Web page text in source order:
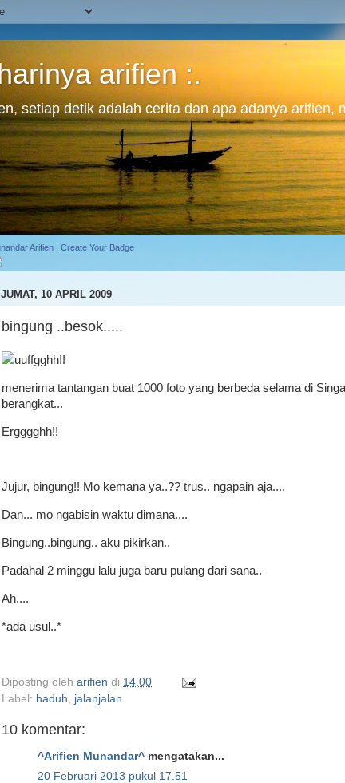
arifien :.
setiap detik adalah cerita dan apa adanya arifien,
Arifien | Create Your Badge
JUMAT, 10 APRIL 2009
bingung ..besok.....
uuffgghh!!
menerima tantangan buat 1000 foto yang berbeda selama di
berangkat...
Ergggghh!!
Jujur, bingung!! Mo kemana ya..?? trus.. ngapain aja....
Dan... mo ngabisin waktu dimana....
Bingung..bingung.. aku pikirkan..
Padahal 2 minggu lalu juga baru pulang dari sana..
Ah....
*ada usul..*
Diposting oleh arifien di 14.00
Label: haduh, jalanjalan
10 komentar:
^Arifien Munandar^ mengatakan...
20 Februari 2013 pukul 17.51